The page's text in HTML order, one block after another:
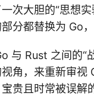
次大胆的“思想
分都替换为 Go
与 Rust 之间的“
角，来重新审视
贵且时常被误解